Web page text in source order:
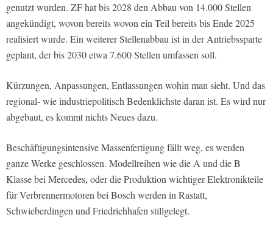
genutzt wurden. ZF hat bis 2028 den Abbau von 14.000 Stellen
angekündigt, wovon bereits wovon ein Teil bereits bis Ende 2025
realisiert wurde. Ein weiterer Stellenabbau ist in der Antriebssparte
geplant, der bis 2030 etwa 7.600 Stellen umfassen soll.
Kürzungen, Anpassungen, Entlassungen wohin man sieht. Und das
regional- wie industriepolitisch Bedenklichste daran ist. Es wird nur
abgebaut, es kommt nichts Neues dazu.
Beschäftigungsintensive Massenfertigung fällt weg, es werden
ganze Werke geschlossen. Modellreihen wie die A und die B
Klasse bei Mercedes, oder die Produktion wichtiger Elektronikteile
für Verbrennermotoren bei Bosch werden in Rastatt,
Schwieberdingen und Friedrichhafen stillgelegt.